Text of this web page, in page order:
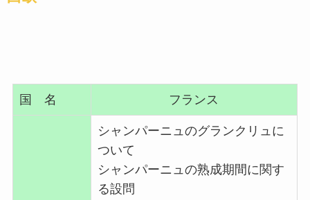
国 名 フランス
シャンパーニュのグランクリュに
ついて
シャンパーニュの熟成期間に関す
る設問